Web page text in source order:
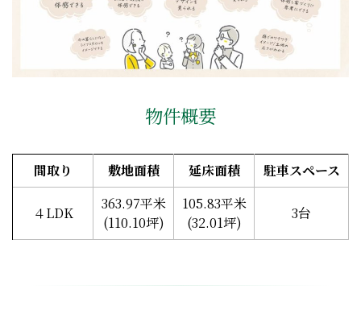
物件概要
間取り 敷地面積 延床面積 駐車スペース
４LDK
363.97平米
(110.10坪)
105.83平米
(32.01坪)
3台